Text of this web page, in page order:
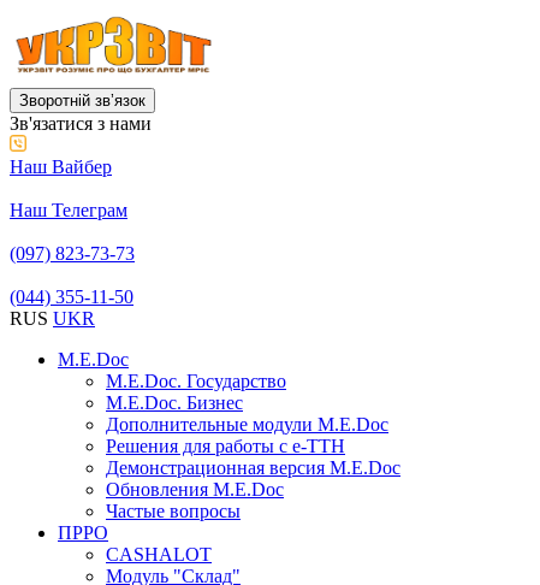
Зворотній звʼязок
Зв'язатися з нами
Наш Вайбер
Наш Телеграм
(097) 823-73-73
(044) 355-11-50
RUS UKR
M.E.Doc
M.E.Doc. Государство
M.E.Doc. Бизнес
Дополнительные модули M.E.Doc
Решения для работы с е-ТТН
Демонстрационная версия M.E.Doc
Обновления M.E.Doc
Частые вопросы
ПРРО
CASHALOT
Модуль "Склад"